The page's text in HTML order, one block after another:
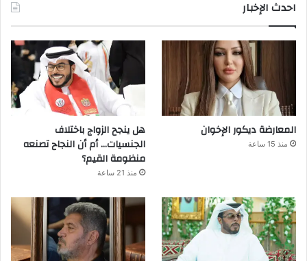
احدث الإخبار
المعارضة ديكور الإخوان
منذ 15 ساعة
هل ينجح الزواج باختلاف
الجنسيات… أم أن النجاح تصنعه
منظومة القيم؟
منذ 21 ساعة